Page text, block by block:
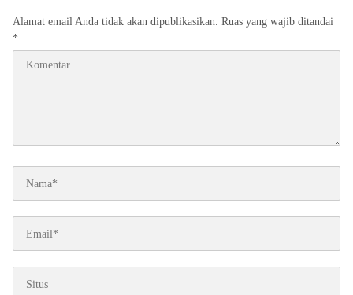
Alamat email Anda tidak akan dipublikasikan. Ruas yang wajib ditandai
*